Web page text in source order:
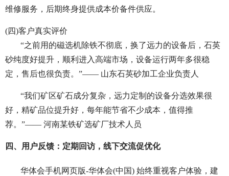
维修服务，后期终身提供成本价备件供应。
(四)客户真实评价
“之前用的磁选机除铁不彻底，换了远力的设备后，石英
砂纯度好提升，顺利进入高端市场，设备运行两年多很稳
定，售后也很负责。”—— 山东石英砂加工企业负责人
“我们矿区矿石成分复杂，远力定制的设备分选效果很
好，精矿品位提升好，每年能节省不少成本，值得推
荐。”—— 河南某铁矿选矿厂技术人员
四、用户反馈：定期回访，线下交流促优化
华体会手机网页版-华体会(中国) 始终重视客户体验，建